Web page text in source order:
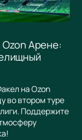
Арене:
на Ozon
во втором туре
Поддержите